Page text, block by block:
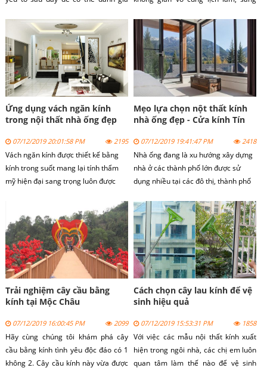
nào. Bài viết sau đây sẽ giải đáp mọi
thắc mắc của quý khách.
bạn dễ dàng hơn trong việc lưu
thông không khí và kết nối với bên
ngoài.
Ứng dụng vách ngăn kính
trong nội thất nhà ống đẹp
07/12/2019 20:01:58 PM 2195
Vách ngăn kính được thiết kế bằng
kính trong suốt mang lại tính thẩm
mỹ hiện đại sang trọng luôn được
ngăn kính có độ bền, chịu nhiệt, cách
âm cao, dễ dàng lắp đặt.
Mẹo lựa chọn nột thất kính
nhà ống đẹp - Cửa kính Tín
07/12/2019 19:41:47 PM 2418
Nhà ống đang là xu hướng xây dựng
nhà ở các thành phố lớn được sử
dụng nhiều tại các đô thị, thành phố
Bài viết chia sẻ một số loại kính
cường lực thường sử dụng cho nhà
ống.
Trải nghiệm cây cầu bằng
kính tại Mộc Châu
07/12/2019 16:00:45 PM 2099
Hãy cùng chúng tôi khám phá cây
cầu bằng kính tình yêu độc đáo có 1
không 2. Cây cầu kính này vừa được
Cách chọn cây lau kính để vệ
sinh hiệu quả
07/12/2019 15:53:31 PM 1858
Với việc các mẫu nội thất kính xuất
hiện trong ngôi nhà, các chị em luôn
quan tâm làm thế nào để vệ sinh